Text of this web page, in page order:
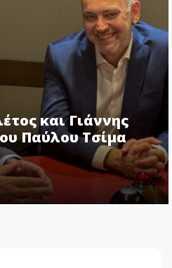
και Γιάννης
Παύλου Τσίμα